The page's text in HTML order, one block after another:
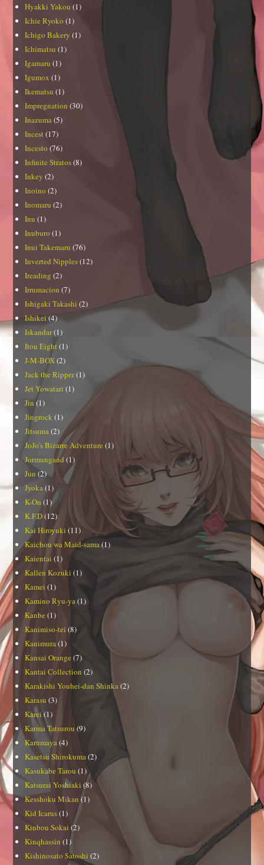
Hyakki Yakou (1)
Ichie Ryoko (1)
Ichigo Bakery (1)
Ichimatsu (1)
Igamaru (1)
Igumox (1)
Ikematsu (1)
Impregnation (30)
Inazuma(5)
Incest(17)
Incesto (76)
Infinite Stratos(8)
Inkey (2)
Inoino (2)
Inomaru (2)
Inu (1)
Inuburo (1)
Inui Takemaru (76)
Inverted Nipples(12)
Ireading (2)
Irrumacion (7)
Ishigaki Takashi (2)
Ishikei (4)
Iskandar(1)
Itou Eight (1)
J-M-BOX(2)
Jack the Ripper(1)
Jet Yowatari (1)
Jin (1)
Jingrock (1)
Jitsuma(2)
JoJo's Bizarre Adventure (1)
Jormungand (1)
Jun (2)
Jyoka(1)
K-On (1)
K.F.D(12)
Kai Hiroyuki (11)
Kaichou wa Maid-sama(1)
Kaientai (1)
Kallen Kozuki (1)
Kamei (1)
Kamino Ryu-ya(1)
Kanbe (1)
Kanimiso-tei (8)
Kanimura(1)
Kansai Orange (7)
Kantai Collection (2)
Karakishi Youhei-dan Shinka(2)
Karasu (3)
Karei(1)
Karma Tatsurou (9)
Karumaya(4)
Kasetsu Shirokuma(2)
Kasukabe Tarou (1)
Katsurai Yoshiaki (8)
Kesshoku Mikan(1)
Kid Icarus(1)
Kinbou Sokai (2)
Kinqhassin (1)
Kishinosato Satoshi (2)